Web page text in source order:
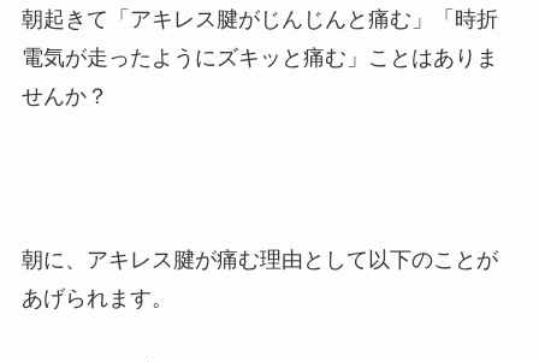
朝起きて「アキレス腱がじんじんと痛む」「時折
電気が走ったようにズキッと痛む」ことはありま
せんか？
朝に、アキレス腱が痛む理由として以下のことが
あげられます。